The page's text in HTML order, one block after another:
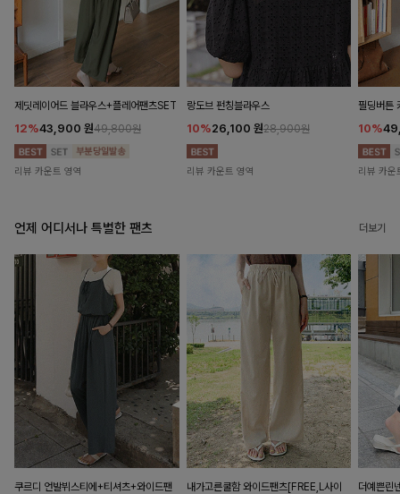
제딧레이어드 블라우스+플레어팬츠SET
12%43,900 원49,800원
리뷰 카운트 영역
랑도브 펀칭블라우스
10%26,100 원28,900원
리뷰 카운트 영역
필딩버튼
10%
리뷰 카운
언제 어디서나 특별한 팬츠 더보기
쿠르디 언발뷔스티에+티셔츠+와이드팬 내가고른쿨함 와이드팬츠[FREE,L사이 더예쁜린